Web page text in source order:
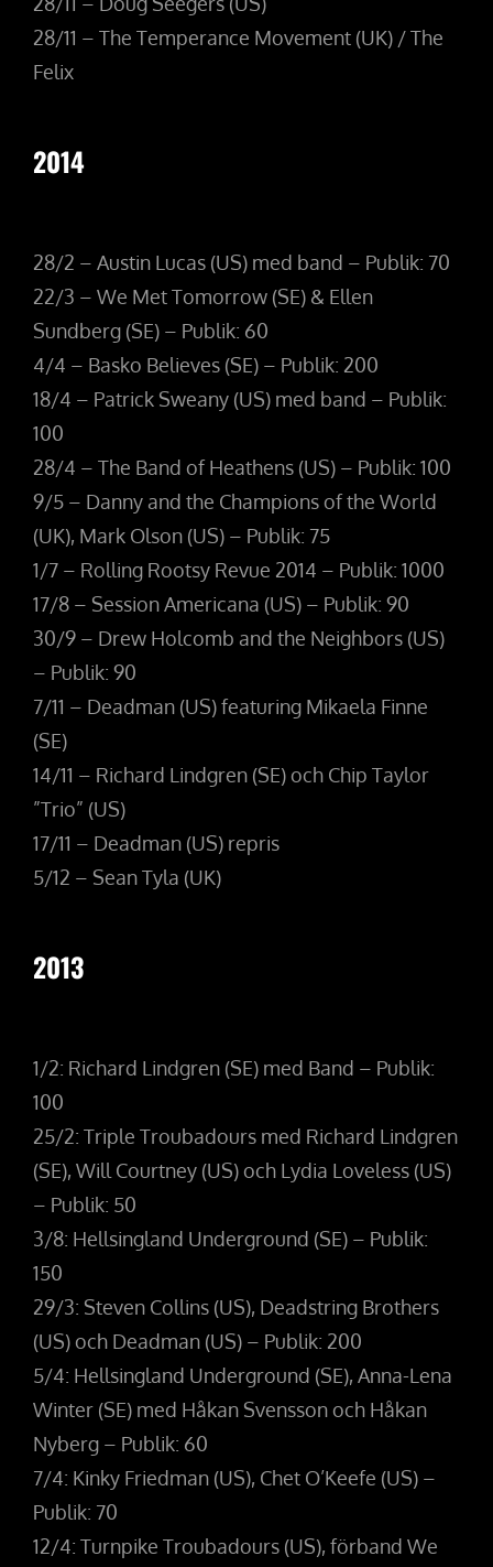
28/11 – The Temperance Movement (UK) / The
Felix
2014
28/2 – Austin Lucas (US) med band – Publik: 70
22/3 – We Met Tomorrow (SE) & Ellen
Sundberg (SE) – Publik: 60
4/4 – Basko Believes (SE) – Publik: 200
18/4 – Patrick Sweany (US) med band – Publik:
100
28/4 – The Band of Heathens (US) – Publik: 100
9/5 – Danny and the Champions of the World
(UK), Mark Olson (US) – Publik: 75
1/7 – Rolling Rootsy Revue 2014 – Publik: 1000
17/8 – Session Americana (US) – Publik: 90
30/9 – Drew Holcomb and the Neighbors (US)
– Publik: 90
7/11 – Deadman (US) featuring Mikaela Finne
(SE)
14/11 – Richard Lindgren (SE) och Chip Taylor
”Trio” (US)
17/11 – Deadman (US) repris
5/12 – Sean Tyla (UK)
2013
1/2: Richard Lindgren (SE) med Band – Publik:
100
25/2: Triple Troubadours med Richard Lindgren
(SE), Will Courtney (US) och Lydia Loveless (US)
– Publik: 50
3/8: Hellsingland Underground (SE) – Publik:
150
29/3: Steven Collins (US), Deadstring Brothers
(US) och Deadman (US) – Publik: 200
5/4: Hellsingland Underground (SE), Anna-Lena
Winter (SE) med Håkan Svensson och Håkan
Nyberg – Publik: 60
7/4: Kinky Friedman (US), Chet O’Keefe (US) –
Publik: 70
12/4: Turnpike Troubadours (US), förband We